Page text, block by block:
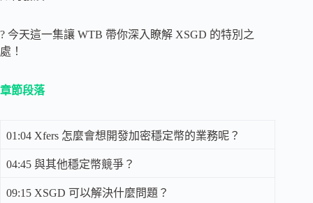
? 今天這一集讓 WTB 帶你深入瞭解 XSGD 的特別之
處！
章節段落
01:04 Xfers 怎麼會想開發加密穩定幣的業務呢？
04:45 與其他穩定幣競爭？
09:15 XSGD 可以解決什麼問題？